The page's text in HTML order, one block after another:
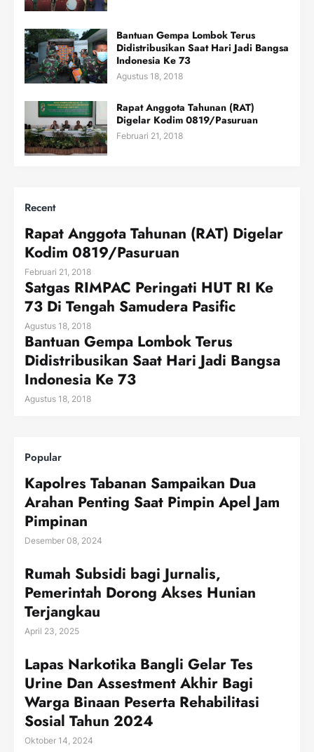
Bantuan Gempa Lombok Terus
Didistribusikan Saat Hari Jadi Bangsa
Indonesia Ke 73
Agustus 18, 2018
Rapat Anggota Tahunan (RAT)
Digelar Kodim 0819/Pasuruan
Februari 21, 2018
Recent
Rapat Anggota Tahunan (RAT) Digelar
Kodim 0819/Pasuruan
Februari 21, 2018
Satgas RIMPAC Peringati HUT RI Ke
73 Di Tengah Samudera Pasific
Agustus 18, 2018
Bantuan Gempa Lombok Terus
Didistribusikan Saat Hari Jadi Bangsa
Indonesia Ke 73
Agustus 18, 2018
Popular
Kapolres Tabanan Sampaikan Dua
Arahan Penting Saat Pimpin Apel Jam
Pimpinan
Desember 08, 2024
Rumah Subsidi bagi Jurnalis,
Pemerintah Dorong Akses Hunian
Terjangkau
April 23, 2025
Lapas Narkotika Bangli Gelar Tes
Urine Dan Assestment Akhir Bagi
Warga Binaan Peserta Rehabilitasi
Sosial Tahun 2024
Oktober 14, 2024